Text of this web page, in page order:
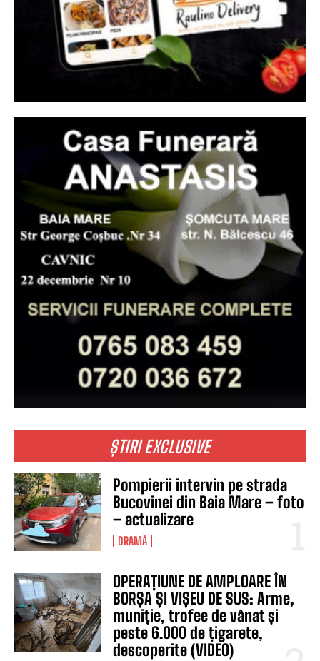
ȘTIRI EXCLUSIVE
Pompierii intervin pe strada
Bucovinei din Baia Mare – foto
– actualizare
DRAMĂ
OPERAȚIUNE DE AMPLOARE ÎN
BORȘA ȘI VIȘEU DE SUS: Arme,
muniție, trofee de vânat și
peste 6.000 de țigarete,
descoperite (VIDEO)